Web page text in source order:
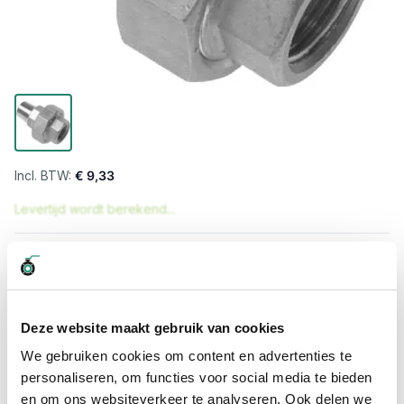
Deze website maakt gebruik van cookies
We gebruiken cookies om content en advertenties te
personaliseren, om functies voor social media te bieden
en om ons websiteverkeer te analyseren. Ook delen we
€ 9,33
Levertijd wordt berekend...
Snelle levering
Snel naar